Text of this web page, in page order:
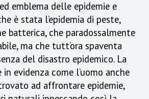
emblema delle epidemie e
è stata l’epidemia di peste,
batterica, che paradossalmente
ma che tutt’ora spaventa
del disastro epidemico. La
evidenza come l’uomo anche
ad affrontare epidemie,